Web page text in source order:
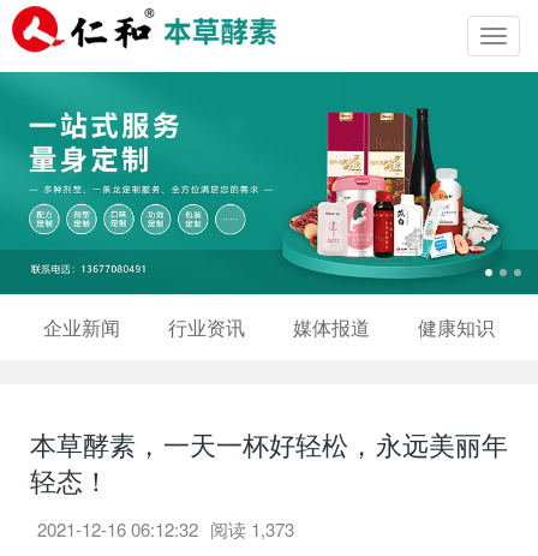
企业新闻 行业资讯 媒体报道 健康知识
本草酵素，一天一杯好轻松，永远美丽年
轻态！
2021-12-16 06:12:32 阅读 1,373